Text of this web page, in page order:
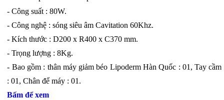
- Công suất : 80W.
- Công nghệ : sóng siêu âm Cavitation 60Khz.
- Kích thước : D200 x R400 x C370 mm.
- Trọng lượng : 8Kg.
- Bao gồm : thân máy giảm béo Lipoderm Hàn Quốc : 01, Tay cầm
: 01, Chân để máy : 01.
Bấm để xem